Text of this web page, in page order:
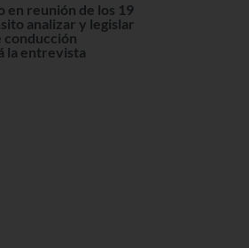
en reunión de los 19
analizar y legislar
conducción
la entrevista